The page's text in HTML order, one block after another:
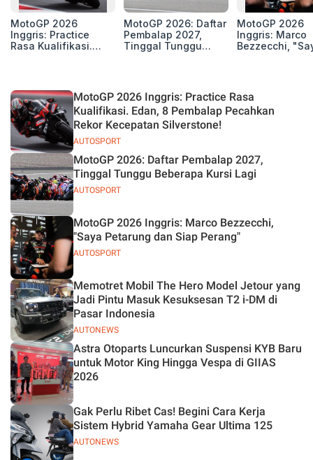
MotoGP 2026
Inggris: Practice
Rasa Kualifikasi.
Silverstone!
MotoGP 2026: Daftar
Pembalap 2027,
Tinggal Tunggu
MotoGP 2026
Inggris: Marco
Bezzecchi,
AUTOSPORT
MotoGP 2026 Inggris: Practice Rasa
Kualifikasi. Edan, 8 Pembalap Pecahkan
Rekor Kecepatan Silverstone!
AUTOSPORT
MotoGP 2026: Daftar Pembalap 2027,
Tinggal Tunggu Beberapa Kursi Lagi
AUTOSPORT
MotoGP 2026 Inggris: Marco Bezzecchi,
"Saya Petarung dan Siap Perang"
AUTONEWS
Memotret Mobil The Hero Model Jetour yang
Jadi Pintu Masuk Kesuksesan T2 i-DM di
Pasar Indonesia
Astra Otoparts Luncurkan Suspensi KYB Baru
untuk Motor King Hingga Vespa di GIIAS
2026
AUTONEWS
Gak Perlu Ribet Cas! Begini Cara Kerja
Sistem Hybrid Yamaha Gear Ultima 125